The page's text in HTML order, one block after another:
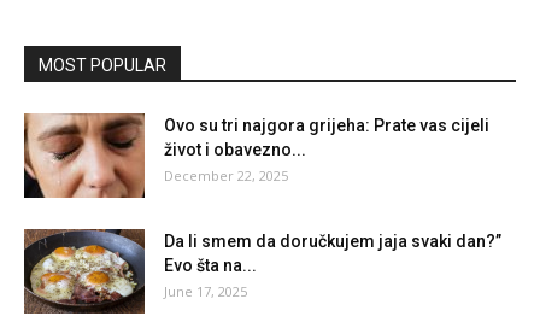
MOST POPULAR
Ovo su tri najgora grijeha: Prate vas cijeli
život i obavezno...
December 22, 2025
Da li smem da doručkujem jaja svaki dan?”
Evo šta na...
June 17, 2025